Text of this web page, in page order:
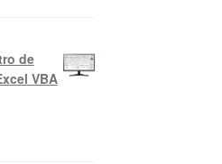
de
VBA